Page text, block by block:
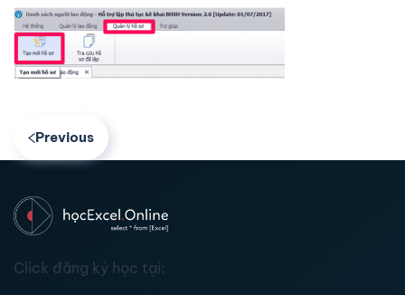
Previous
Click đăng ký học tại: